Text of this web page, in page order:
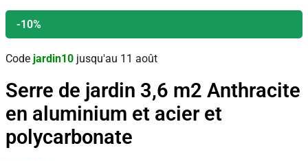
-10%
Code jardin10 jusqu'au 11 août
Serre de jardin 3,6 m2 Anthracite
en aluminium et acier et
polycarbonate